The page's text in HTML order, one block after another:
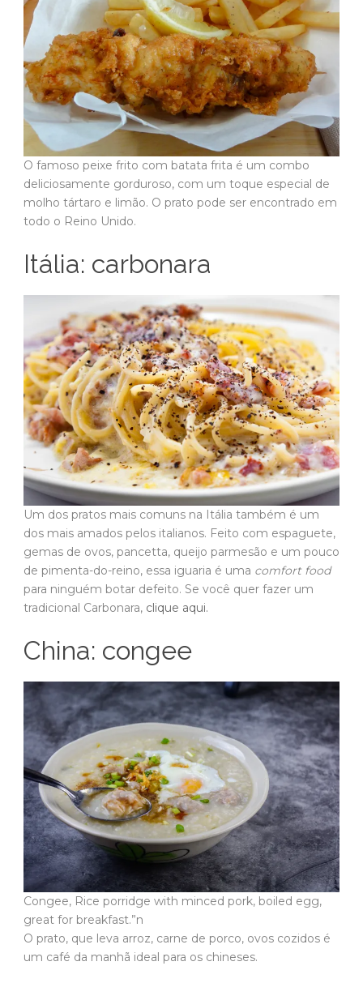
O famoso peixe frito com batata frita é um combo
deliciosamente gorduroso, com um toque especial de
molho tártaro e limão. O prato pode ser encontrado em
todo o Reino Unido.
Itália: carbonara
Um dos pratos mais comuns na Itália também é um
dos mais amados pelos italianos. Feito com espaguete,
gemas de ovos, pancetta, queijo parmesão e um pouco
de pimenta-do-reino, essa iguaria é uma comfort food
para ninguém botar defeito. Se você quer fazer um
tradicional Carbonara, clique aqui.
China: congee
Congee, Rice porridge with minced pork, boiled egg,
great for breakfast.”n
O prato, que leva arroz, carne de porco, ovos cozidos é
um café da manhã ideal para os chineses.